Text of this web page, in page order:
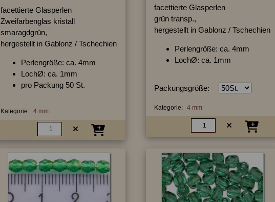
facettierte Glasperlen
Zweifarbenglas kristall
smaragdgrün,
hergestellt in Gablonz / Tschechien
Perlengröße: ca. 4mm
LochØ: ca. 1mm
pro Packung 50 St.
Kategorie: 4 mm
facettierte Glasperlen
grün transp.,
hergestellt in Gablonz / Tschechien
Perlengröße: ca. 4mm
LochØ: ca. 1mm
Packungsgröße:
Kategorie: 4 mm